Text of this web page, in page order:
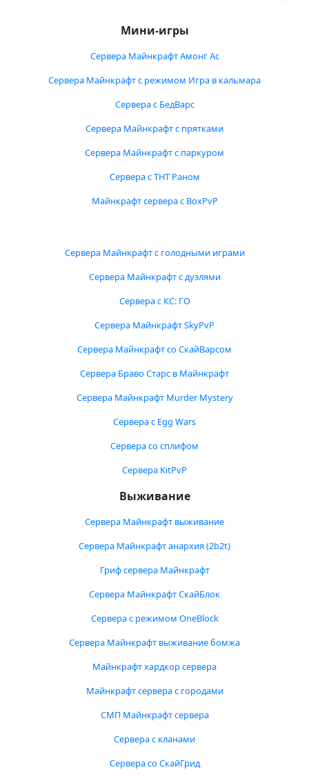
Мини-игры
Сервера Майнкрафт Амонг Ас
Сервера Майнкрафт с режимом Игра в кальмара
Сервера с БедВарс
Сервера Майнкрафт с прятками
Сервера Майнкрафт с паркуром
Сервера с ТНТ Раном
Майнкрафт сервера с BoxPvP
Сервера Майнкрафт с голодными играми
Сервера Майнкрафт с дуэлями
Сервера с КС: ГО
Сервера Майнкрафт SkyPvP
Сервера Майнкрафт со СкайВарсом
Сервера Браво Старс в Майнкрафт
Сервера Майнкрафт Murder Mystery
Сервера с Egg Wars
Сервера со сплифом
Сервера KitPvP
Выживание
Сервера Майнкрафт выживание
Сервера Майнкрафт анархия (2b2t)
Гриф сервера Майнкрафт
Сервера Майнкрафт СкайБлок
Сервера с режимом OneBlock
Сервера Майнкрафт выживание бомжа
Майнкрафт хардкор сервера
Майнкрафт сервера с городами
СМП Майнкрафт сервера
Сервера с кланами
Сервера со СкайГрид